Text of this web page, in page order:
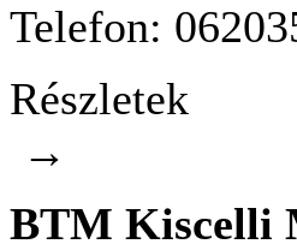
Telefon:
Részletek
→
BTM Kiscelli